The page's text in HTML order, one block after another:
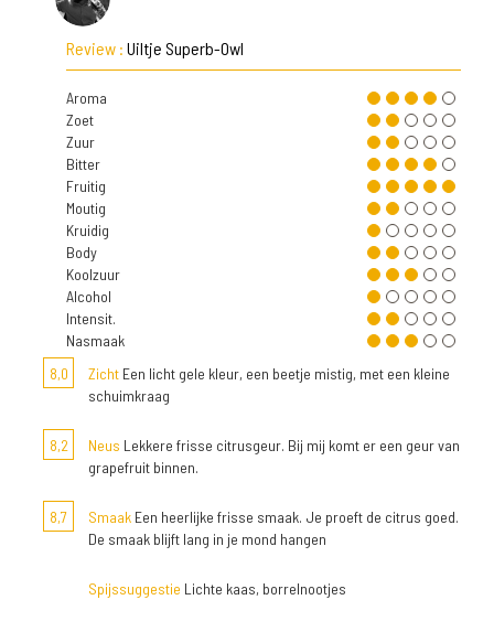
Review : Uiltje Superb-Owl
Aroma
Zoet
Zuur
Bitter
Fruitig
Moutig
Kruidig
Body
Koolzuur
Alcohol
Intensit.
Nasmaak
8,0
Zicht Een licht gele kleur, een beetje mistig, met een kleine
schuimkraag
8,2 Neus Lekkere frisse citrusgeur. Bij mij komt er een geur van
grapefruit binnen.
8,7 Smaak Een heerlijke frisse smaak. Je proeft de citrus goed.
De smaak blijft lang in je mond hangen
Spijssuggestie Lichte kaas, borrelnootjes